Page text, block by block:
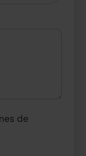
de